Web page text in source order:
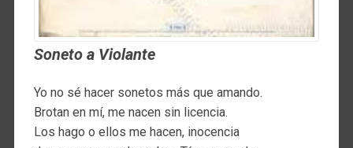
Soneto a Violante
Yo no sé hacer sonetos más que amando.
Brotan en mí, me nacen sin licencia.
Los hago o ellos me hacen, inocencia